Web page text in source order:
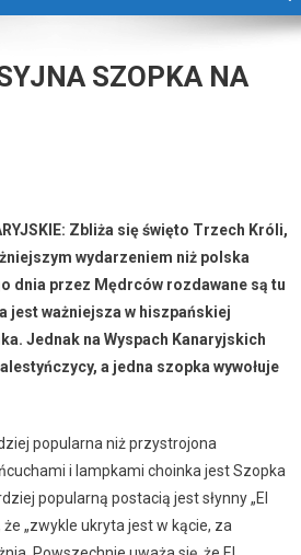
SZOPKA NA
Zbliża się święto Trzech Króli,
wydarzeniem niż polska
dnia przez Mędrców rozdawane są tu
jest ważniejsza w hiszpańskiej
Jednak na Wyspach Kanaryjskich
a jedna szopka wywołuje
popularna niż przystrojona
i lampkami choinka jest Szopka
popularną postacią jest słynny „El
że „zwykle ukryta jest w kącie, za